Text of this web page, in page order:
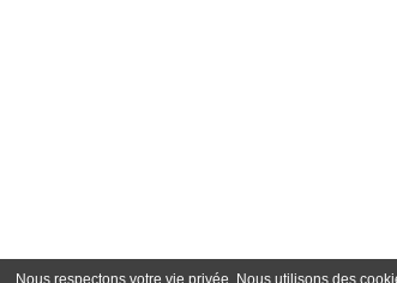
Nous respectons votre vie privée. Nous utilisons des